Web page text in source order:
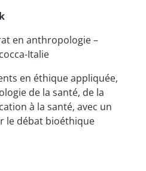
en anthropologie –
Italie
en éthique appliquée,
de la santé, de la
à la santé, avec un
le débat bioéthique